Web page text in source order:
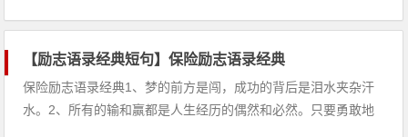
经吹响，相信英勇的战士们会各个冲锋在前，风再大、雨再猛，
【励志语录经典短句】保险励志语录经典
保险励志语录经典1、梦的前方是闯，成功的背后是泪水夹杂汗
水。2、所有的输和赢都是人生经历的偶然和必然。只要勇敢地